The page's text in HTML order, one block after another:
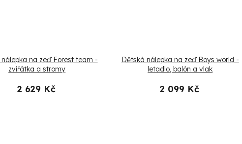
na zeď Forest team -
zvířátka a stromy
2 629 Kč
Dětská nálepka na zeď Boys world -
letadlo, balón a vlak
2 099 Kč